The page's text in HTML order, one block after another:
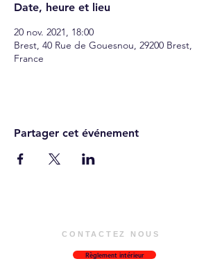
Date, heure et lieu
20 nov. 2021, 18:00
Brest, 40 Rue de Gouesnou, 29200 Brest,
France
Partager cet événement
CONTACTEZ NOUS
Règlement intérieur